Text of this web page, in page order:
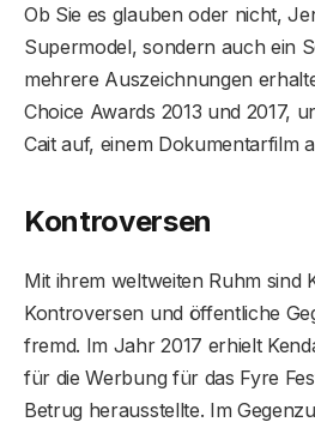
Ob Sie es glauben oder nicht,
Supermodel, sondern auch ein
mehrere Auszeichnungen
Choice Awards 2013 und 2017,
Cait auf, einem Dokumentarfilm
Kontroversen
Mit ihrem weltweiten Ruhm sind
Kontroversen und öffentliche
fremd. Im Jahr 2017 erhielt
für die Werbung für das Fyre
Betrug herausstellte. Im